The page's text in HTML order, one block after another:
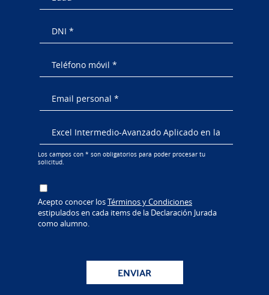
Los campos con * son obligatorios para poder procesar tu
solicitud.
Acepto conocer losTérminos y Condiciones
estipulados en cada items de la Declaración Jurada
como alumno.
ENVIAR